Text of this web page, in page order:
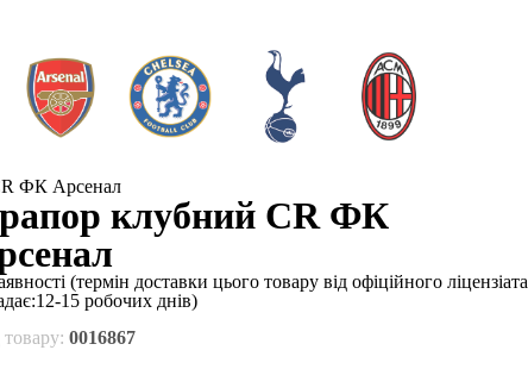
ФК Арсенал
клубний CR ФК
(термін доставки цього товару від офіційного ліцензіата
15 робочих днів)
0016867